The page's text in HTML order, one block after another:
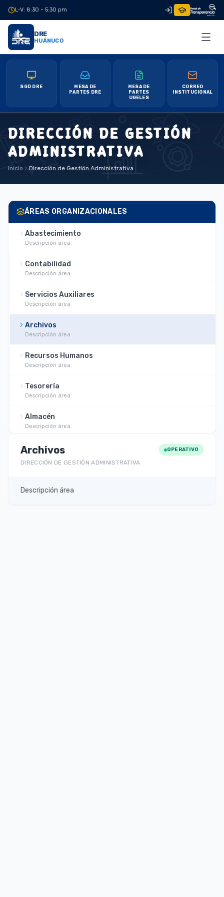
L-V: 8:30 – 5:30 pm
DRE
HUÁNUCO
SGD DRE
MESA DE
PARTES DRE
MESA DE
PARTES
UGELES
CORREO
INSTITUCIONAL
DIRECCIÓN DE GESTIÓN
ADMINISTRATIVA
Inicio Dirección de Gestión Administrativa
ÁREAS ORGANIZACIONALES
Abastecimiento
Descripción área
Contabilidad
Descripción área
Servicios Auxiliares
Descripción área
Archivos
Descripción área
Recursos Humanos
Descripción área
Tesorería
Descripción área
Almacén
Descripción área
Archivos
DIRECCIÓN DE GESTIÓN ADMINISTRATIVA
OPERATIVO
Descripción área